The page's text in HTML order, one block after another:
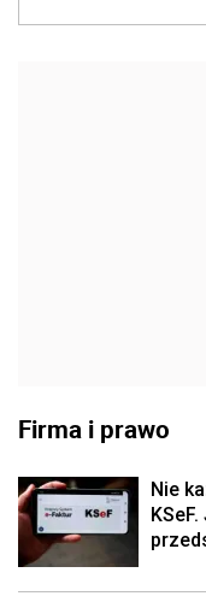
Firma i prawo
Nie